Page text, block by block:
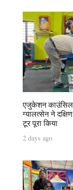
एजुकेशन
ग्यालत्सेन ने
टूर पूरा किया
2 days ago